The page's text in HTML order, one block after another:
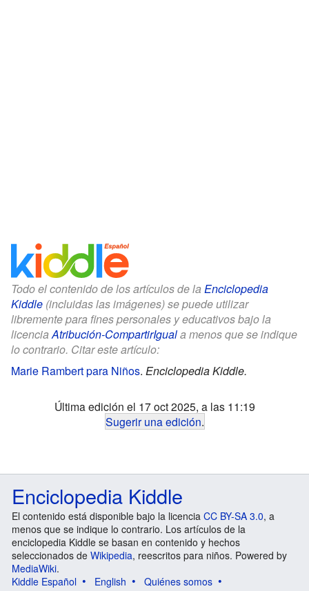
Todo el contenido de los artículos de la Enciclopedia
Kiddle (incluidas las imágenes) se puede utilizar
libremente para fines personales y educativos bajo la
licenciaAtribución-CompartirIguala menos que se indique
lo contrario. Citar este artículo:
Marie Rambert para Niños. Enciclopedia Kiddle.
Última edición el 17 oct 2025, a las 11:19
Sugerir una edición.
Enciclopedia Kiddle
El contenido está disponible bajo la licencia CC BY-SA 3.0, a
menos que se indique lo contrario. Los artículos de la
enciclopedia Kiddle se basan en contenido y hechos
seleccionados de Wikipedia, reescritos para niños. Powered by
MediaWiki.
Kiddle Español
English
Quiénes somos